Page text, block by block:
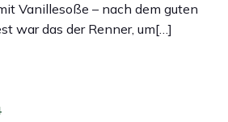
Vanillesoße – nach dem guten
war das der Renner, um[…]